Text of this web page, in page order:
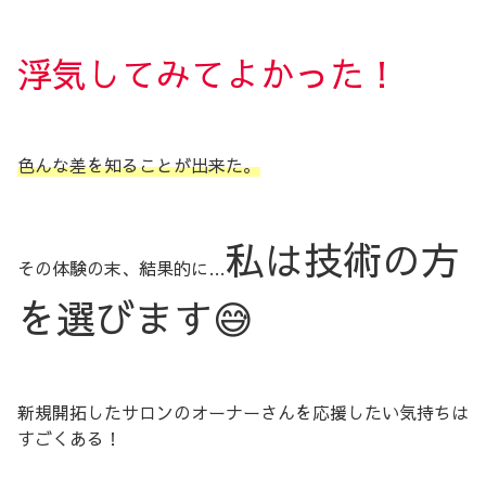
浮気してみてよかった！
色んな差を知ることが出来た。
その体験の末、結果的に…私は技術の方
を選びます😅
新規開拓したサロンのオーナーさんを応援したい気持ちは
すごくある！